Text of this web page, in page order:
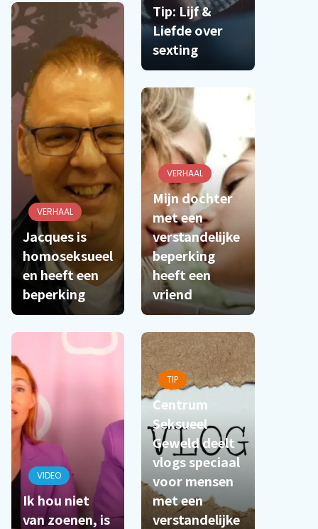
Tip: Lijf &
Liefde over
sexting
VERHAAL
Jacques is
homoseksueel
en heeft een
beperking
VERHAAL
Mijn dochter
met een
verstandelijke
beperking
heeft een
vriend
VIDEO
Ik hou niet
van zoenen, is
TIP
Centrum
Seksueel
Geweld deelt
vlogs speciaal
voor mensen
met een
verstandelijke